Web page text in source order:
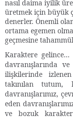
nasıl daima iyilik
üretmek için büyük
denerler. Önemli
ortama egemen
geçmesine
Karaktere
davranışlarında
ilişkilerinde
takınılan
davranışlarımız,
eden
ve bozuk